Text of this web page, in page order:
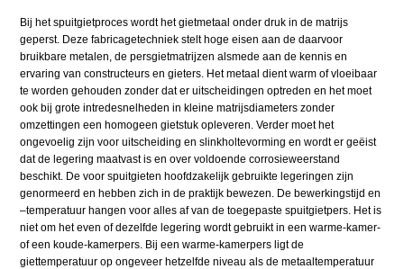
Bij het spuitgietproces wordt het gietmetaal onder druk in de matrijs
geperst. Deze fabricagetechniek stelt hoge eisen aan de daarvoor
bruikbare metalen, de persgietmatrijzen alsmede aan de kennis en
ervaring van constructeurs en gieters. Het metaal dient warm of vloeibaar
te worden gehouden zonder dat er uitscheidingen optreden en het moet
ook bij grote intredesnelheden in kleine matrijsdiameters zonder
omzettingen een homogeen gietstuk opleveren. Verder moet het
ongevoelig zijn voor uitscheiding en slinkholtevorming en wordt er geëist
dat de legering maatvast is en over voldoende corrosieweerstand
beschikt. De voor spuitgieten hoofdzakelijk gebruikte legeringen zijn
genormeerd en hebben zich in de praktijk bewezen. De bewerkingstijd en
–temperatuur hangen voor alles af van de toegepaste spuitgietpers. Het is
niet om het even of dezelfde legering wordt gebruikt in een warme-kamer-
of een koude-kamerpers. Bij een warme-kamerpers ligt de
giettemperatuur op ongeveer hetzelfde niveau als de metaaltemperatuur